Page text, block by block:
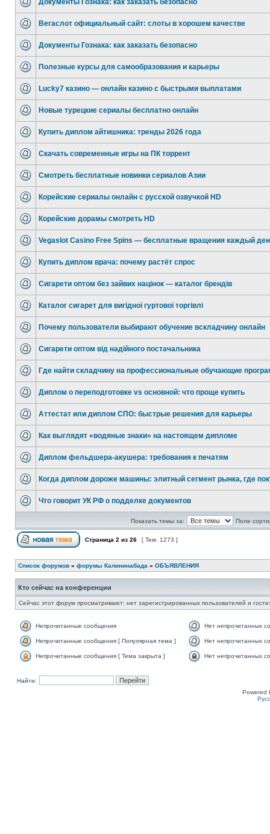
Документы Гознака: как заказать безопасно
Вегаслот официальный сайт: слоты в хорошем качестве
Документы Гознака: как заказать безопасно
Полезные курсы для самообразования и карьеры
Lucky7 казино — онлайн казино с быстрыми выплатами
Новые турецкие сериалы бесплатно онлайн
Купить диплом айтишника: тренды 2026 года
Скачать современные игры на ПК торрент
Смотреть бесплатные новинки сериалов Азии
Корейские сериалы онлайн с русской озвучкой HD
Корейские дорамы смотреть HD
Vegaslot Casino Free Spins — бесплатные вращения каждый
Купить диплом врача: почему растёт спрос
Сигарети оптом без зайвих націнок — каталог брендів
Каталог сигарет для вигідної гуртової торгівлі
Почему пользователи выбирают обучение вскладчину онлайн
Сигарети оптом від надійного постачальника
Где найти складчину на профессиональные обучающие
Диплом о переподготовке vs основной: что проще купить
Аттестат или диплом СПО: быстрые решения для карьеры
Как выглядят «водяные знаки» на настоящем дипломе
Диплом фельдшера-акушера: требования к печатям
Когда диплом дороже машины: элитный сегмент рынка, где
Что говорит УК РФ о подделке документов
Показать темы за: Поле
Страница 2 из 26 [ Тем: 1273 ]
Список форумов » форумы Калининабада » ОБЪЯВЛЕНИЯ
Кто сейчас на конференции
Сейчас этот форум просматривают: нет зарегистрированных пользователей и
Непрочитанные сообщения Нет непрочитанных
Непрочитанные сообщения [ Популярная тема ] Нет непрочитанных
Непрочитанные сообщения [ Тема закрыта ] Нет непрочитанных
Найти:
Powered